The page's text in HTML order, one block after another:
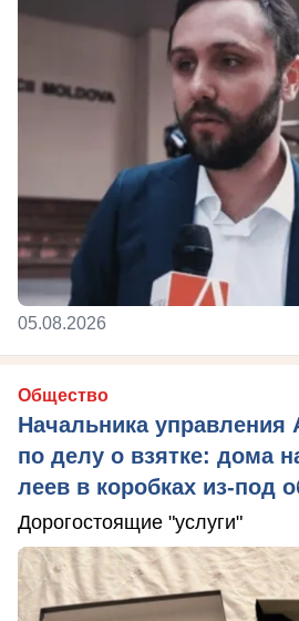
05.08.2026
Общество
Начальника управления
по делу о взятке: дома
леев в коробках из-под
Дорогостоящие "услуги"